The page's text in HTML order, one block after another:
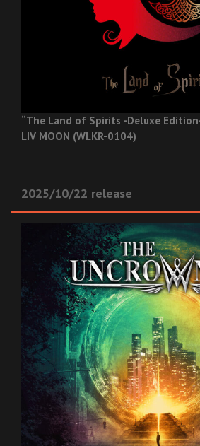
“The Land of Spirits -Deluxe
LIV MOON (WLKR-0104)
2025/10/22 release